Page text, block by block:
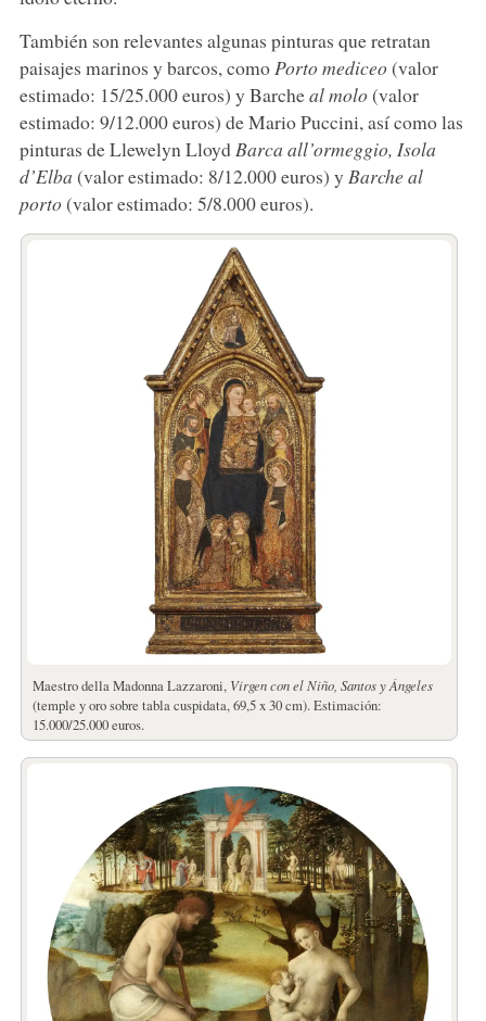
También son relevantes algunas pinturas que retratan
paisajes marinos y barcos, como Porto mediceo(valor
estimado: 15/25.000 euros) y Barcheal molo(valor
estimado: 9/12.000 euros) de Mario Puccini, así como las
pinturas de Llewelyn Lloyd Barca all’ormeggio, Isola
d’Elba (valor estimado: 8/12.000 euros) y Barche al
porto(valor estimado: 5/8.000 euros).
Maestro della Madonna Lazzaroni, Virgen con el Niño, Santos y Ángeles
(temple y oro sobre tabla cuspidata, 69,5 x 30 cm). Estimación:
15.000/25.000 euros.